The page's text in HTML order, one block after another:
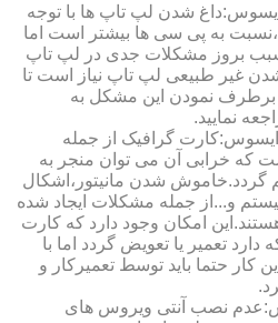
شدن لپ تاپ ها با توجه
به پی سی ها بیشتر است اما
بروز مشکلات جدی در لپ تاپ
غیر طبیعی لپ تاپ نیاز است تا
نمودن این مشکل به
نمایید.
گرافیک از جمله
که خرابی آن می توان منجر به
شدن مانیتور،اشکال
و...از جمله مشکلات ایجاد شده
امکان وجود دارد که کارت
تعمیر یا تعویض گردد اما با
کار حتما باید توسط تعمیرکار و
نصب آنتی ویروس های